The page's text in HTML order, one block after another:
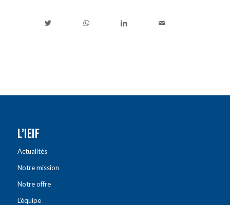
L’IEIF
Actualités
Notre mission
Notre offre
L’équipe